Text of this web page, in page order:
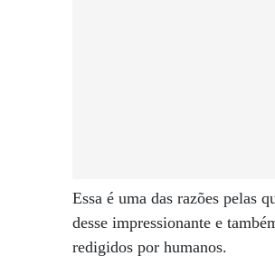
Essa é uma das razões pelas
desse impressionante e
redigidos por humanos.